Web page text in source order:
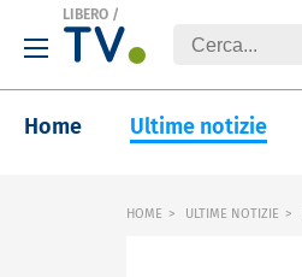
LIBERO /
Home Ultime notizie
HOME ULTIME NOTIZIE